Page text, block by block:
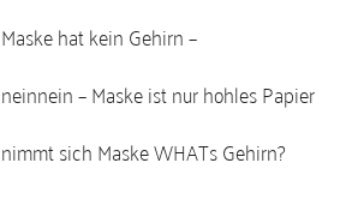
Maske hat kein Gehirn –
neinnein – Maske ist nur hohles Papier
nimmt sich Maske WHATs Gehirn?